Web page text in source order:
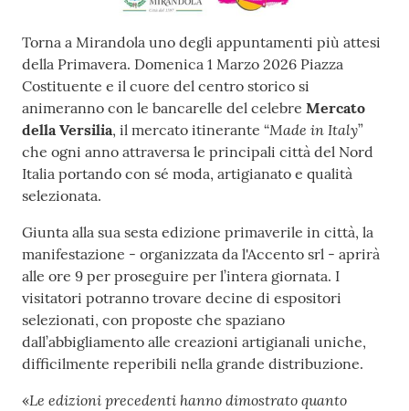
Contenuto
Torna a Mirandola uno degli appuntamenti più attesi
della Primavera. Domenica 1 Marzo 2026 Piazza
Costituente e il cuore del centro storico si
animeranno con le bancarelle del celebre Mercato
della Versilia, il mercato itinerante “Made in Italy”
che ogni anno attraversa le principali città del Nord
Italia portando con sé moda, artigianato e qualità
selezionata.
Giunta alla sua sesta edizione primaverile in città, la
manifestazione - organizzata da l'Accento srl - aprirà
alle ore 9 per proseguire per l’intera giornata. I
visitatori potranno trovare decine di espositori
selezionati, con proposte che spaziano
dall’abbigliamento alle creazioni artigianali uniche,
difficilmente reperibili nella grande distribuzione.
«Le edizioni precedenti hanno dimostrato quanto